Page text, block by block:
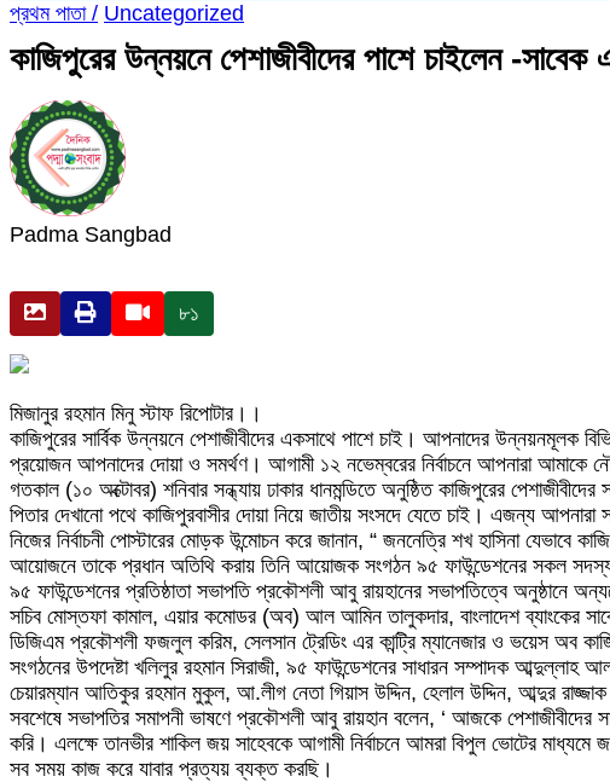
প্রথম পাতা / Uncategorized
কাজিপুরের উন্নয়নে পেশাজীবীদের পাশে চাইলেন -
Padma Sangbad
৮১
মিজানুর রহমান মিনু স্টাফ রিপোটার।।
কাজিপুরের সার্বিক উন্নয়নে পেশাজীবীদের একসাথে পাশে চাই। আপনাদের উন্নয়নমূলক
প্রয়োজন আপনাদের দোয়া ও সমর্থণ। আগামী ১২ নভেম্বরের নির্বাচনে আপনারা আমাকে
গতকাল (১০ অক্টোবর) শনিবার সন্ধ্যায় ঢাকার ধানমন্ডিতে অনুষ্ঠিত কাজিপুরের
পিতার দেখানো পথে কাজিপুরবাসীর দোয়া নিয়ে জাতীয় সংসদে যেতে চাই। এজন্য
নিজের নির্বাচনী পোস্টারের মোড়ক উন্মোচন করে জানান, “ জননেত্রি শখ হাসিনা
আয়োজনে তাকে প্রধান অতিথি করায় তিনি আয়োজক সংগঠন ৯৫ ফাউন্ডেশনের সকল
৯৫ ফাউন্ডেশনের প্রতিষ্ঠাতা সভাপতি প্রকৌশলী আবু রায়হানের সভাপতিত্বে অনুষ্ঠানে
সচিব মোস্তফা কামাল, এয়ার কমোডর (অব) আল আমিন তালুকদার, বাংলাদেশ ব্যাংকের
ডিজিএম প্রকৌশলী ফজলুল করিম, সেলসান ট্রেডিং এর কান্ট্রি ম্যানেজার ও ভয়েস অব
সংগঠনের উপদেষ্টা খলিলুর রহমান সিরাজী, ৯৫ ফাউন্ডেশনের সাধারন সম্পাদক
চেয়ারম্যান আতিকুর রহমান মুকুল, আ.লীগ নেতা গিয়াস উদ্দিন, হেলাল উদ্দিন, আব্দুর
সবশেষে সভাপতির সমাপনী ভাষণে প্রকৌশলী আবু রায়হান বলেন, ‘ আজকে
করি। এলক্ষে তানভীর শাকিল জয় সাহেবকে আগামী নির্বাচনে আমরা বিপুল ভোটের
সব সময় কাজ করে যাবার প্রত্যয় ব্যক্ত করছি।